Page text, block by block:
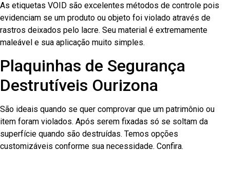
As etiquetas VOID são excelentes métodos de controle pois
evidenciam se um produto ou objeto foi violado através de
rastros deixados pelo lacre. Seu material é extremamente
maleável e sua aplicação muito simples.
Plaquinhas de Segurança
Destrutíveis Ourizona
São ideais quando se quer comprovar que um patrimônio ou
item foram violados. Após serem fixadas só se soltam da
superfície quando são destruídas. Temos opções
customizáveis conforme sua necessidade. Confira.